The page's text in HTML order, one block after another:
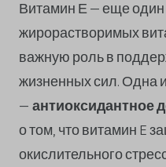
Витамин Е – еще один
жирорастворимых
важную роль в
жизненных сил. Одна
– антиоксидантное
о том, что витамин E
окислительного